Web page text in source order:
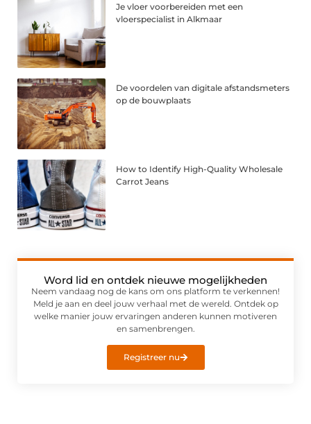
Je vloer voorbereiden met een
vloerspecialist in Alkmaar
De voordelen van digitale afstandsmeters
op de bouwplaats
How to Identify High-Quality Wholesale
Carrot Jeans
Word lid en ontdek nieuwe mogelijkheden
Neem vandaag nog de kans om ons platform te verkennen!
Meld je aan en deel jouw verhaal met de wereld. Ontdek op
welke manier jouw ervaringen anderen kunnen motiveren
en samenbrengen.
Registreer nu